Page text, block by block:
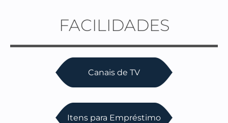
FACILIDADES
Canais de TV
Itens para Empréstimo